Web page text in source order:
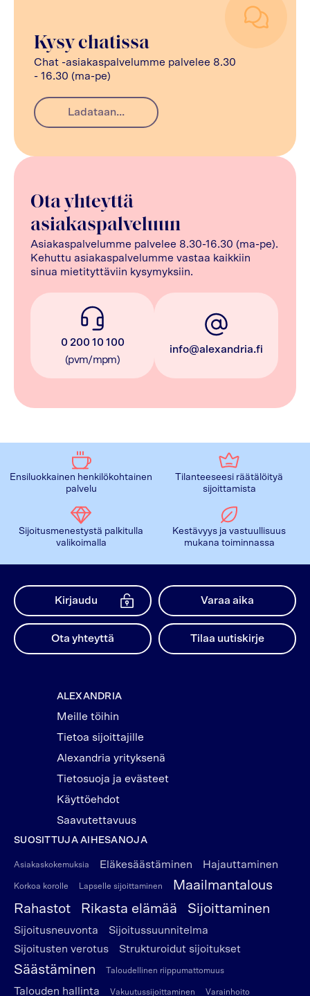
Ota yhteyttä
asiakaspalveluun
Asiakaspalvelumme palvelee 8.30-16.30 (ma-pe).
Kehuttu asiakaspalvelumme vastaa kaikkiin
sinua mietityttäviin kysymyksiin.
0 200 10 100
(pvm/mpm)
info@alexandria.fi
Kysy chatissa
Chat -asiakaspalvelumme palvelee 8.30
- 16.30 (ma-pe)
Ladataan...
Ensiluokkainen henkilökohtainen
palvelu
Tilanteeseesi räätälöityä
sijoittamista
Sijoitusmenestystä palkitulla
valikoimalla
Kestävyys ja vastuullisuus
mukana toiminnassa
Kirjaudu Varaa aika
Ota yhteyttä Tilaa uutiskirje
ALEXANDRIA
Meille töihin
Tietoa sijoittajille
Alexandria yrityksenä
Tietosuoja ja evästeet
Käyttöehdot
Saavutettavuus
SUOSITTUJA AIHESANOJA
Asiakaskokemuksia Eläkesäästäminen Hajauttaminen
Korkoa korolle Lapselle sijoittaminen
Maailmantalous
Rahastot
Rikasta elämää Sijoittaminen
Sijoitusneuvonta
Sijoitussuunnitelma
Sijoitusten verotus
Strukturoidut sijoitukset
Säästäminen Taloudellinen riippumattomuus
Talouden hallinta Vakuutussijoittaminen Varainhoito